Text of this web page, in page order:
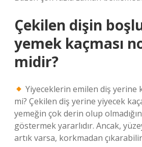
Çekilen dişin
yemek kaçması
midir?
Yiyeceklerin emilen diş yerine
mi? Çekilen diş yerine yiyecek
yemeğin çok derin olup
göstermek yararlıdır. Ancak,
artık varsa, korkmadan